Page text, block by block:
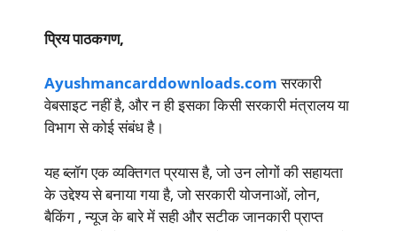
प्रिय पाठकगण,
Ayushmancarddownloads.comसरकारी
वेबसाइट नहीं है, और न ही इसका किसी सरकारी मंत्रालय या
विभाग से कोई संबंध है।
यह ब्लॉग एक व्यक्तिगत प्रयास है, जो उन लोगों की सहायता
के उद्देश्य से बनाया गया है, जो सरकारी योजनाओं, लोन,
बैकिंग , न्यूज के बारे में सही और सटीक जानकारी प्राप्त